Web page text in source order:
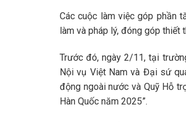
Các cuộc làm việc góp phần
làm và pháp lý, đóng góp thiết
Trước đó, ngày 2/11, tại
Nội vụ Việt Nam và Đại sứ
động ngoài nước và Quỹ Hỗ
Hàn Quốc năm 2025”.